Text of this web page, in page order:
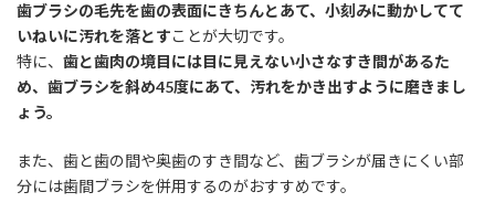
歯ブラシの毛先を歯の表面にきちんとあて、小刻みに動かしてて
いねいに汚れを落とすことが大切です。
特に、 歯と歯肉の境目には目に見えない小さなすき間があるた
め、歯ブラシを斜め45度にあて、汚れをかき出すように磨きまし
ょう。
また、歯と歯の間や奥歯のすき間など、歯ブラシが届きにくい部
分には歯間ブラシを併用するのがおすすめです。